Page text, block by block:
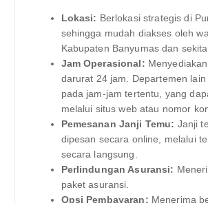
Lokasi: Berlokasi strategis di
sehingga mudah diakses oleh
Kabupaten Banyumas dan
Jam Operasional:
darurat 24 jam. Departemen
pada jam-jam tertentu, yang
melalui situs web atau nomor
Pemesanan Janji Temu: Janji
dipesan secara online, melalui
secara langsung.
Perlindungan Asuransi:
paket asuransi.
Opsi Pembayaran: Menerima